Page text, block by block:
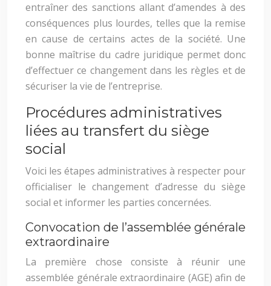
entraîner des sanctions allant d’amendes à des
conséquences plus lourdes, telles que la remise
en cause de certains actes de la société. Une
bonne maîtrise du cadre juridique permet donc
d’effectuer ce changement dans les règles et de
sécuriser la vie de l’entreprise.
Procédures administratives
liées au transfert du siège
social
Voici les étapes administratives à respecter pour
officialiser le changement d’adresse du siège
social et informer les parties concernées.
Convocation de l’assemblée générale
extraordinaire
La première chose consiste à réunir une
assemblée générale extraordinaire (AGE) afin de